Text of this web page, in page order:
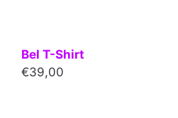
Bel T-Shirt
€39,00